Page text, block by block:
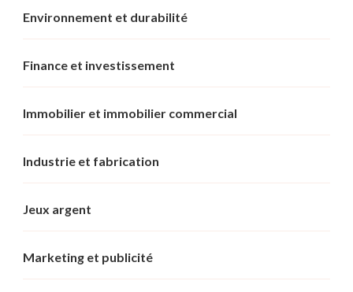
Environnement et durabilité
Finance et investissement
Immobilier et immobilier commercial
Industrie et fabrication
Jeux argent
Marketing et publicité